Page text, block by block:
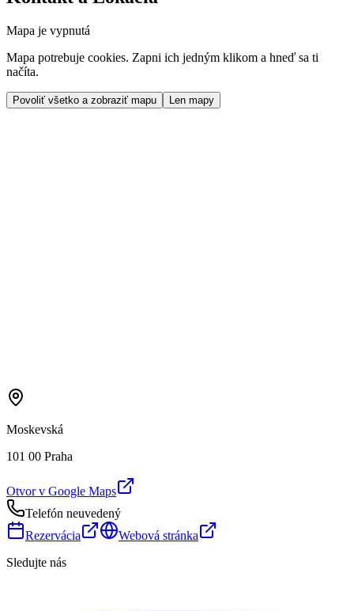
Mapa je vypnutá
Mapa potrebuje cookies. Zapni ich jedným klikom a hneď sa ti
načíta.
Povoliť všetko a zobraziť mapu Len mapy
Moskevská
101 00 Praha
Otvor v Google Maps
Telefón neuvedený
Rezervácia
Webová stránka
Sledujte nás